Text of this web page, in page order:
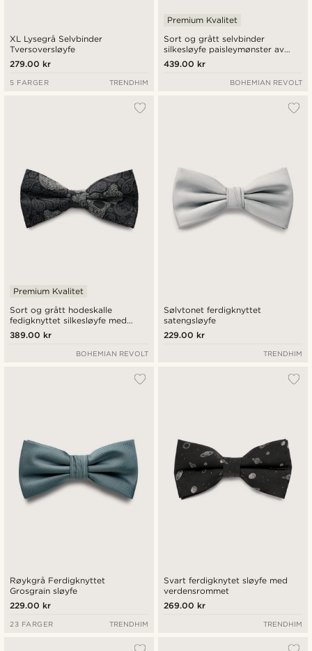
XL Lysegrå Selvbinder
Tversoversløyfe
279.00 kr
5 FARGER TRENDHIM
Sort og grått selvbinder
silkesløyfe paisleymønster av
hodeskaller
Premium Kvalitet
439.00 kr
BOHEMIAN REVOLT
Sort og grått hodeskalle
fedigknyttet silkesløyfe med
paisleymønster
Premium Kvalitet
389.00 kr
BOHEMIAN REVOLT
Sølvtonet ferdigknyttet
satengsløyfe
229.00 kr
TRENDHIM
Røykgrå Ferdigknyttet
Grosgrain sløyfe
229.00 kr
23 FARGER TRENDHIM
Svart ferdigknytet sløyfe med
verdensrommet
269.00 kr
TRENDHIM